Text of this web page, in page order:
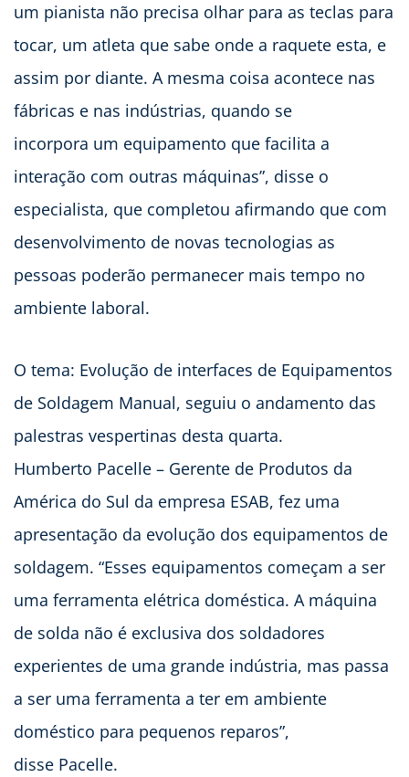
um pianista não precisa olhar para as teclas para
tocar, um atleta que sabe onde a raquete esta, e
assim por diante. A mesma coisa acontece nas
fábricas e nas indústrias, quando se
incorpora um equipamento que facilita a
interação com outras máquinas”, disse o
especialista, que completou afirmando que com
desenvolvimento de novas tecnologias as
pessoas poderão permanecer mais tempo no
ambiente laboral.
O tema: Evolução de interfaces de Equipamentos
de Soldagem Manual, seguiu o andamento das
palestras vespertinas desta quarta.
Humberto Pacelle – Gerente de Produtos da
América do Sul da empresa ESAB, fez uma
apresentação da evolução dos equipamentos de
soldagem. “Esses equipamentos começam a ser
uma ferramenta elétrica doméstica. A máquina
de solda não é exclusiva dos soldadores
experientes de uma grande indústria, mas passa
a ser uma ferramenta a ter em ambiente
doméstico para pequenos reparos”,
disse Pacelle.